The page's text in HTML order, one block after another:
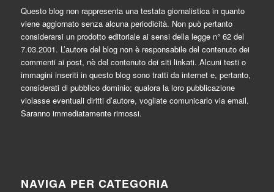
Questo blog non rappresenta una testata giornalistica in quanto
viene aggiornato senza alcuna periodicità. Non può pertanto
considerarsi un prodotto editoriale ai sensi della legge n° 62 del
7.03.2001. L’autore del blog non è responsabile del contenuto dei
commenti ai post, nè del contenuto dei siti linkati. Alcuni testi o
immagini inseriti in questo blog sono tratti da internet e, pertanto,
considerati di pubblico dominio; qualora la loro pubblicazione
violasse eventuali diritti d’autore, vogliate comunicarlo via email.
Saranno immediatamente rimossi.
NAVIGA PER CATEGORIA